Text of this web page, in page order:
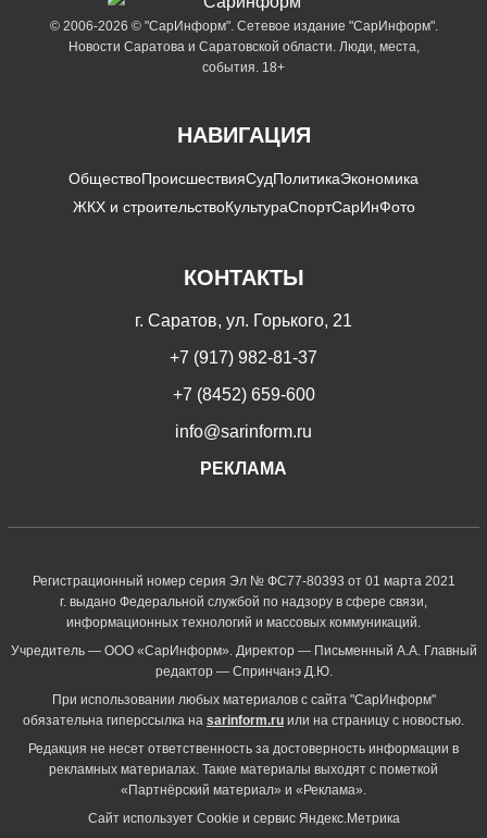
© 2006-2026 © "СарИнформ". Сетевое издание "СарИнформ".
Новости Саратова и Саратовской области. Люди, места,
события. 18+
НАВИГАЦИЯ
ОбществоПроисшествияСудПолитикаЭкономика
ЖКХ и строительствоКультураСпортСарИнФото
КОНТАКТЫ
г. Саратов, ул. Горького, 21
+7 (917) 982-81-37
+7 (8452) 659-600
info@sarinform.ru
РЕКЛАМА
Регистрационный номер серия Эл № ФС77-80393 от 01 марта 2021
г. выдано Федеральной службой по надзору в сфере связи,
информационных технологий и массовых коммуникаций.
Учредитель — ООО «СарИнформ». Директор — Письменный А.А. Главный
редактор — Спринчанэ Д.Ю.
При использовании любых материалов с сайта "СарИнформ"
обязательна гиперссылка на sarinform.ru или на страницу с новостью.
Редакция не несет ответственность за достоверность информации в
рекламных материалах. Такие материалы выходят с пометкой
«Партнёрский материал» и «Реклама».
Сайт использует Cookie и сервиc Яндекс.Метрика